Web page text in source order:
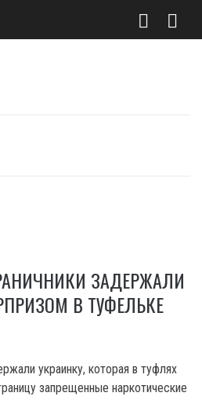
ЗАДЕРЖАЛИ
В ТУФЕЛЬКЕ
украинку, которая в туфлях
запрещенные наркотические